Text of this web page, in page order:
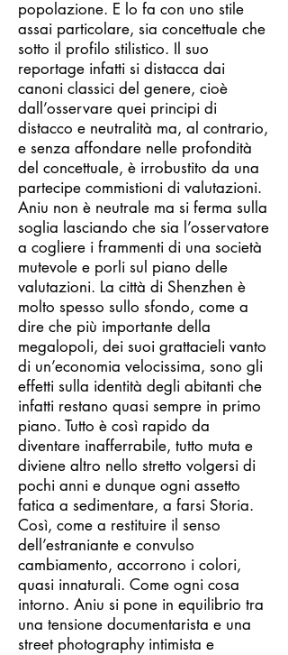
popolazione. E lo fa con uno stile
assai particolare, sia concettuale che
sotto il profilo stilistico. Il suo
reportage infatti si distacca dai
canoni classici del genere, cioè
dall’osservare quei principi di
distacco e neutralità ma, al contrario,
e senza affondare nelle profondità
del concettuale, è irrobustito da una
partecipe commistioni di valutazioni.
Aniu non è neutrale ma si ferma sulla
soglia lasciando che sia l’osservatore
a cogliere i frammenti di una società
mutevole e porli sul piano delle
valutazioni. La città di Shenzhen è
molto spesso sullo sfondo, come a
dire che più importante della
megalopoli, dei suoi grattacieli vanto
di un’economia velocissima, sono gli
effetti sulla identità degli abitanti che
infatti restano quasi sempre in primo
piano. Tutto è così rapido da
diventare inafferrabile, tutto muta e
diviene altro nello stretto volgersi di
pochi anni e dunque ogni assetto
fatica a sedimentare, a farsi Storia.
Così, come a restituire il senso
dell’estraniante e convulso
cambiamento, accorrono i colori,
quasi innaturali. Come ogni cosa
intorno. Aniu si pone in equilibrio tra
una tensione documentarista e una
street photography intimista e